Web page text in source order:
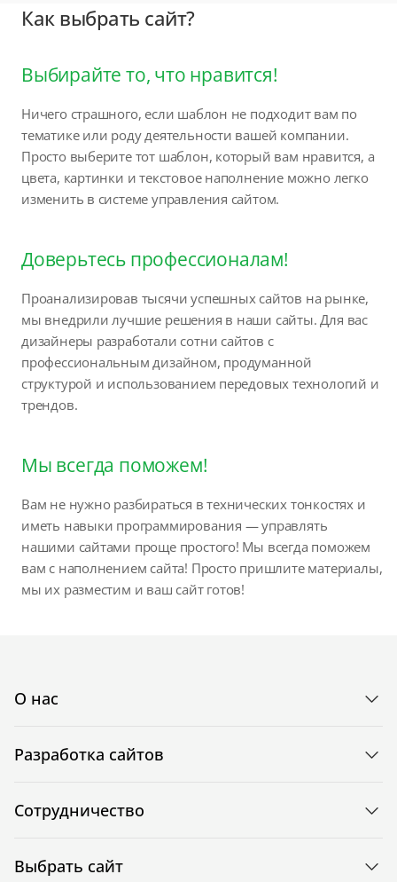
Как выбрать сайт?
Выбирайте то, что нравится!
Ничего страшного, если шаблон не подходит вам по
тематике или роду деятельности вашей компании.
Просто выберите тот шаблон, который вам нравится, а
цвета, картинки и текстовое наполнение можно легко
изменить в системе управления сайтом.
Доверьтесь профессионалам!
Проанализировав тысячи успешных сайтов на рынке,
мы внедрили лучшие решения в наши сайты. Для вас
дизайнеры разработали сотни сайтов с
профессиональным дизайном, продуманной
структурой и использованием передовых технологий и
трендов.
Мы всегда поможем!
Вам не нужно разбираться в технических тонкостях и
иметь навыки программирования — управлять
нашими сайтами проще простого! Мы всегда поможем
вам с наполнением сайта! Просто пришлите материалы,
мы их разместим и ваш сайт готов!
О нас
Разработка сайтов
Сотрудничество
Выбрать сайт